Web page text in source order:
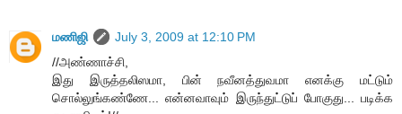
மணிஜி
July 3, 2009 at 12:10 PM
//அண்ணாச்சி,
இது இருத்தலிஸமா, பின் நவீனத்துவமா எனக்கு மட்டும்
சொல்லுங்கண்ணே... என்னவாவும் இருந்துட்டுப் போகுது... படிக்க